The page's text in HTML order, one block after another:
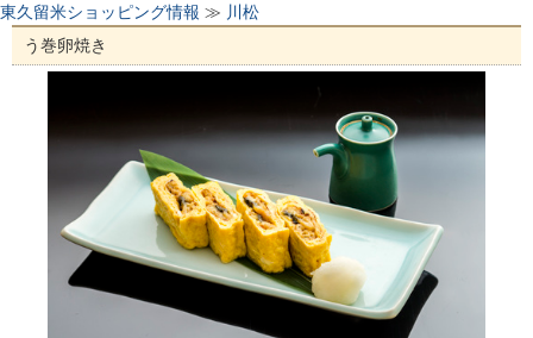
東久留米ショッピング情報 ≫ 川松
う巻卵焼き